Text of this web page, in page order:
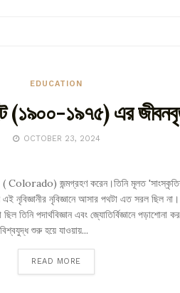
EDUCATION
(১৯০০-১৯৭৫) এর
OCTOBER 23, 2024
Colorado) জন্মগ্রহণ করেন।তিনি মূলত 'সাংস্কৃতিক
নৃবিজ্ঞানে আসার পথটা এত সরল ছিল না।
তিনি পদার্থবিজ্ঞান এবং জ্যোতির্বিজ্ঞানে
শুরু হয়ে যাওয়ায়...
READ MORE